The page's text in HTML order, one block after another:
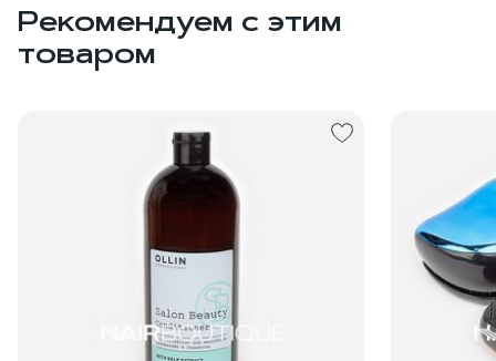
Рекомендуем с этим
товаром